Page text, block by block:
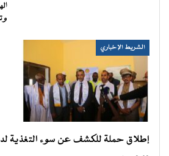
الشريط الإخباري
إطلاق حملة للكشف عن سوء التغذية